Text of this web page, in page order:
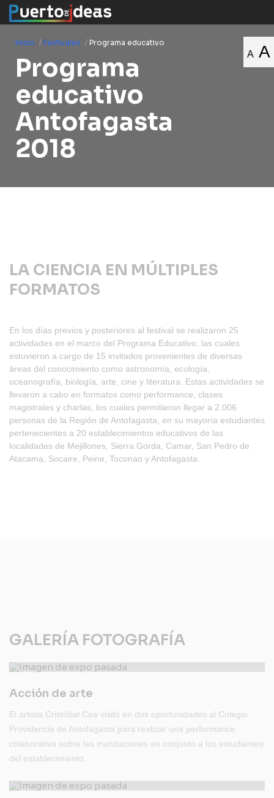
A A
Inicio / Festivales / Programa educativo
Programa
educativo
Antofagasta
2018
LA CIENCIA EN MÚLTIPLES
FORMATOS
En los días previos y posteriores al festival se realizaron 25
actividades en el marco del Programa Educativo, las cuales
estuvieron a cargo de 15 invitados provenientes de diversas
áreas del conocimiento como astronomía, ecología,
oceanografía, biología, arte, cine y literatura. Estas actividades se
llevaron a cabo en formatos como performance, clases
magistrales y charlas, los cuales permitieron llegar a 2.006
personas de la Región de Antofagasta, en su mayoría estudiantes
pertenecientes a 20 establecimientos educativos de las
localidades de Mejillones, Sierra Gorda, Camar, San Pedro de
Atacama, Socaire, Peine, Toconao y Antofagasta.
GALERÍA FOTOGRAFÍA
Acción de arte
El artista Cristóbal Cea visitó en dos oportunidades al Colegio
Providencia de Antofagasta para realizar una performance
colaborativa sobre las inundaciones en conjunto a los estudiantes
del establecimiento.